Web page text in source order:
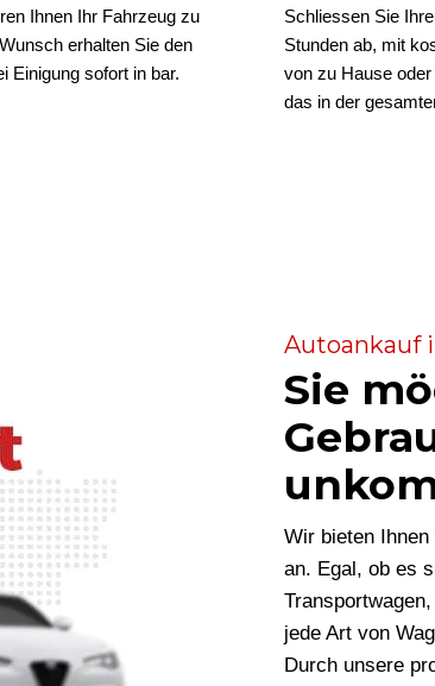
Ihnen Ihr Fahrzeug zu
erhalten Sie den
Einigung sofort in bar.
Schliessen Sie
Stunden ab, mit
von zu Hause
das in der
Autoankauf
Sie
Wir bieten Ihnen
an. Egal, ob es
jede Art von
Durch unsere